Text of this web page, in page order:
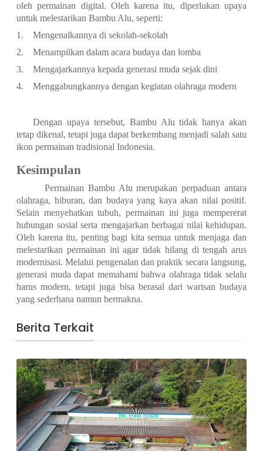
oleh permainan digital. Oleh karena itu, diperlukan upaya
untuk melestarikan Bambu Alu, seperti:
1.
Mengenalkannya di sekolah-sekolah
2.
Menampilkan dalam acara budaya dan lomba
3.
Mengajarkannya kepada generasi muda sejak dini
4.
Menggabungkannya dengan kegiatan olahraga modern
Dengan upaya tersebut, Bambu Alu tidak hanya akan
tetap dikenal, tetapi juga dapat berkembang menjadi salah satu
ikon permainan tradisional Indonesia.
Kesimpulan
Permainan Bambu Alu merupakan perpaduan antara
olahraga, hiburan, dan budaya yang kaya akan nilai positif.
Selain menyehatkan tubuh, permainan ini juga mempererat
hubungan sosial serta mengajarkan berbagai nilai kehidupan.
Oleh karena itu, penting bagi kita semua untuk menjaga dan
melestarikan permainan ini agar tidak hilang di tengah arus
modernisasi. Melalui pengenalan dan praktik secara langsung,
generasi muda dapat memahami bahwa olahraga tidak selalu
harus modern, tetapi juga bisa berasal dari warisan budaya
yang sederhana namun bermakna.
Berita Terkait